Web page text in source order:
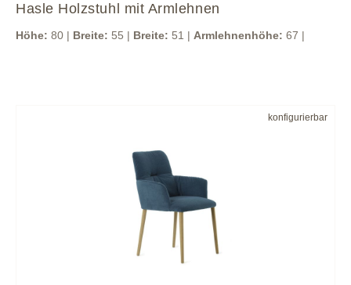
Hasle Holzstuhl mit Armlehnen
Höhe: 80 | Breite: 55 | Breite: 51 | Armlehnenhöhe: 67 |
konfigurierbar